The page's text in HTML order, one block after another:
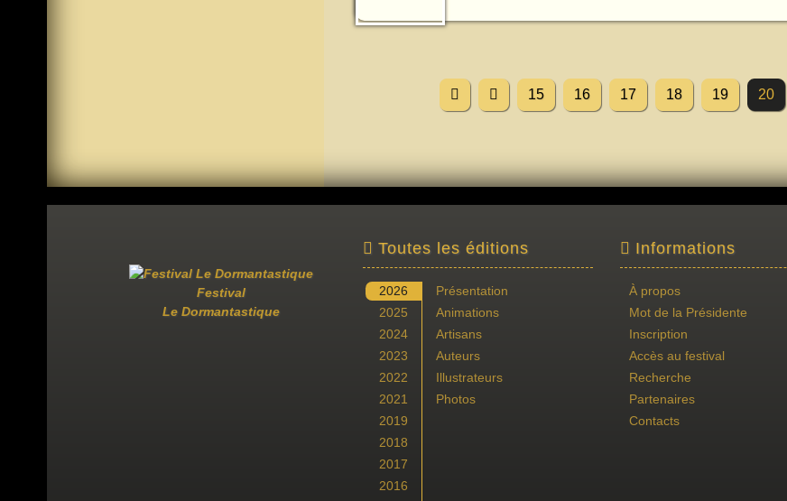
15 16 17 18 19 20
Festival
Le Dormantastique
Toutes les éditions
2026
2025
2024
2023
2022
2021
2019
2018
2017
2016
Présentation
Animations
Artisans
Auteurs
Illustrateurs
Photos
Informations
À propos
Mot de la Présidente
Inscription
Accès au festival
Recherche
Partenaires
Contacts